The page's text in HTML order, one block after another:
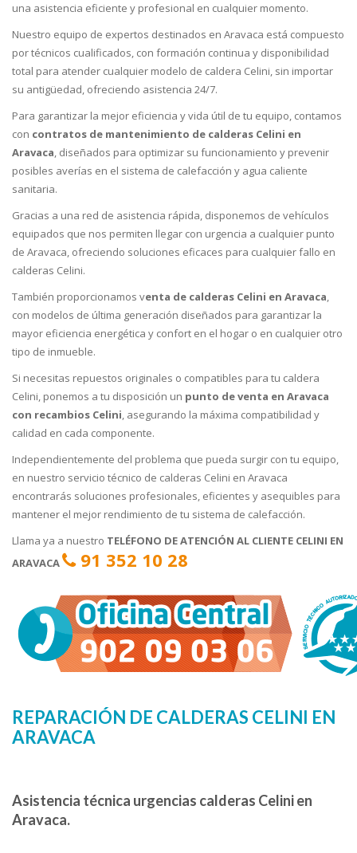
una asistencia eficiente y profesional en cualquier momento.
Nuestro equipo de expertos destinados en Aravaca está compuesto
por técnicos cualificados, con formación continua y disponibilidad
total para atender cualquier modelo de caldera Celini, sin importar
su antigüedad, ofreciendo asistencia 24/7.
Para garantizar la mejor eficiencia y vida útil de tu equipo, contamos
con contratos de mantenimiento de calderas Celini en
Aravaca, diseñados para optimizar su funcionamiento y prevenir
posibles averías en el sistema de calefacción y agua caliente
sanitaria.
Gracias a una red de asistencia rápida, disponemos de vehículos
equipados que nos permiten llegar con urgencia a cualquier punto
de Aravaca, ofreciendo soluciones eficaces para cualquier fallo en
calderas Celini.
También proporcionamos venta de calderas Celini en Aravaca,
con modelos de última generación diseñados para garantizar la
mayor eficiencia energética y confort en el hogar o en cualquier otro
tipo de inmueble.
Si necesitas repuestos originales o compatibles para tu caldera
Celini, ponemos a tu disposición un punto de venta en Aravaca
con recambios Celini, asegurando la máxima compatibilidad y
calidad en cada componente.
Independientemente del problema que pueda surgir con tu equipo,
en nuestro servicio técnico de calderas Celini en Aravaca
encontrarás soluciones profesionales, eficientes y asequibles para
mantener el mejor rendimiento de tu sistema de calefacción.
Llama ya a nuestro TELÉFONO DE ATENCIÓN AL CLIENTE CELINI EN
ARAVACA
91 352 10 28
REPARACIÓN DE CALDERAS CELINI EN
ARAVACA
Asistencia técnica urgencias calderas Celini en
Aravaca.